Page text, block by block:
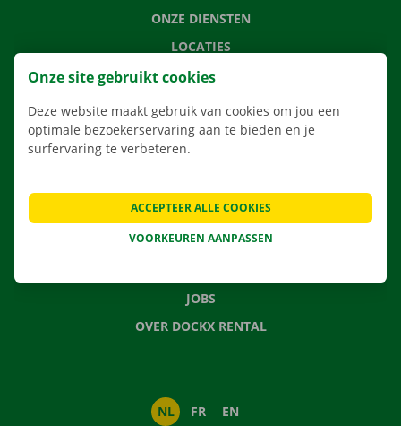
ONZE DIENSTEN
LOCATIES
APP
VERHUISOPLOSSINGEN
VEELGESTELDE VRAGEN
NIEUWS
JOBS
OVER DOCKX RENTAL
NL FR EN
Onze site gebruikt cookies
Deze website maakt gebruik van cookies om jou een
optimale bezoekerservaring aan te bieden en je
surfervaring te verbeteren.
VOORKEUREN AANPASSEN
ACCEPTEER ALLE COOKIES